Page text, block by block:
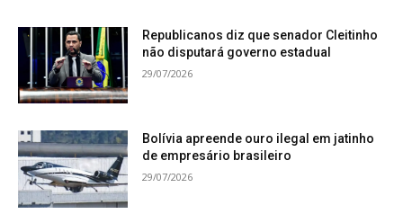
Republicanos diz que senador Cleitinho
não disputará governo estadual
29/07/2026
Bolívia apreende ouro ilegal em jatinho
de empresário brasileiro
29/07/2026